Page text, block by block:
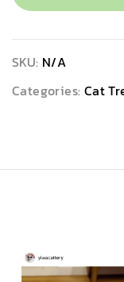
SKU: N/A
Categories: Cat